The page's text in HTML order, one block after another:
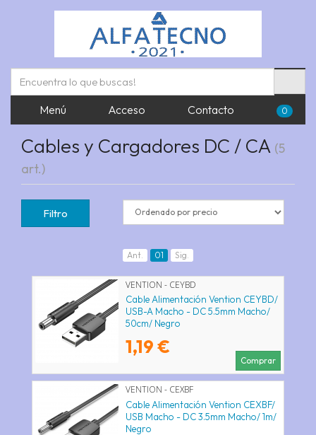
Menú Acceso Contacto 0
Cables y Cargadores DC / CA (5
art.)
Filtro
Ant. 01 Sig.
VENTION - CEYBD
Cable Alimentación Vention CEYBD/
USB-A Macho - DC 5.5mm Macho/
50cm/ Negro
1,19 €
Comprar
VENTION - CEXBF
Cable Alimentación Vention CEXBF/
USB Macho - DC 3.5mm Macho/ 1m/
Negro